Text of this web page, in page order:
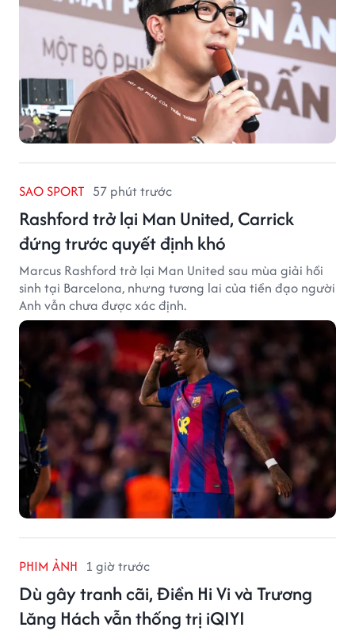
SAO SPORT 57 phút trước
Rashford trở lại Man United, Carrick
đứng trước quyết định khó
Marcus Rashford trở lại Man United sau mùa giải hồi
sinh tại Barcelona, nhưng tương lai của tiền đạo người
Anh vẫn chưa được xác định.
PHIM ẢNH 1 giờ trước
Dù gây tranh cãi, Điền Hi Vi và Trương
Lăng Hách vẫn thống trị iQIYI